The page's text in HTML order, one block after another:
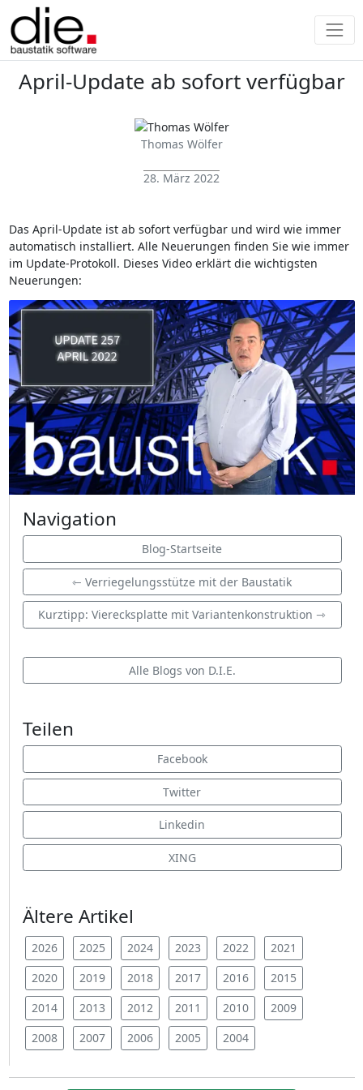
April-Update ab sofort verfügbar
Thomas Wölfer
28. März 2022
Das April-Update ist ab sofort verfügbar und wird wie immer
automatisch installiert. Alle Neuerungen finden Sie wie immer
im Update-Protokoll. Dieses Video erklärt die wichtigsten
Neuerungen:
Navigation
Blog-Startseite
⇽ Verriegelungsstütze mit der Baustatik
Kurztipp: Vierecksplatte mit Variantenkonstruktion ⇾
Alle Blogs von D.I.E.
Teilen
Facebook
Twitter
Linkedin
XING
Ältere Artikel
2026 2025 2024 2023 2022
2021
2020
2019 2018 2017 2016
2015
2014
2013 2012 2011 2010
2009
2008
2007 2006 2005 2004